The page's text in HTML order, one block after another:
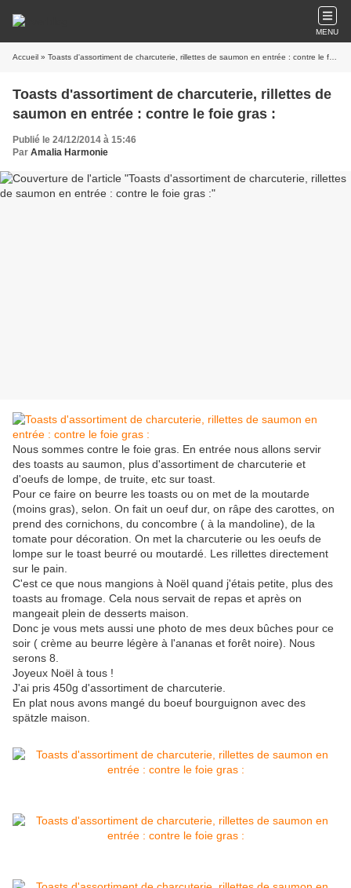
MENU
Accueil » Toasts d'assortiment de charcuterie, rillettes de saumon en entrée : contre le foie gras :
Toasts d'assortiment de charcuterie, rillettes de
saumon en entrée : contre le foie gras :
Publié le 24/12/2014 à 15:46
Par Amalia Harmonie
Nous sommes contre le foie gras. En entrée nous allons servir
des toasts au saumon, plus d'assortiment de charcuterie et
d'oeufs de lompe, de truite, etc sur toast.
Pour ce faire on beurre les toasts ou on met de la moutarde
(moins gras), selon. On fait un oeuf dur, on râpe des carottes, on
prend des cornichons, du concombre ( à la mandoline), de la
tomate pour décoration. On met la charcuterie ou les oeufs de
lompe sur le toast beurré ou moutardé. Les rillettes directement
sur le pain.
C'est ce que nous mangions à Noël quand j'étais petite, plus des
toasts au fromage. Cela nous servait de repas et après on
mangeait plein de desserts maison.
Donc je vous mets aussi une photo de mes deux bûches pour ce
soir ( crème au beurre légère à l'ananas et forêt noire). Nous
serons 8.
Joyeux Noël à tous !
J'ai pris 450g d'assortiment de charcuterie.
En plat nous avons mangé du boeuf bourguignon avec des
spätzle maison.